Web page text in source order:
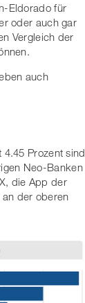
Eldorado für
oder auch gar
Vergleich der
auch
Prozent sind
Neo-Banken
die App der
der oberen